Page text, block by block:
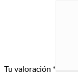
Tu valoración *